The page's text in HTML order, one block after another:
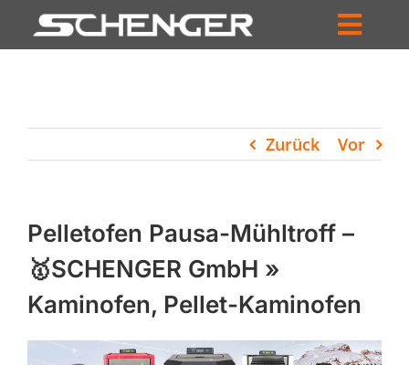
Inhalt
HÄNDLERSUCHE
UNTERNEHMEN
PROFIL
WARENKORB
Zurück Vor
Pelletofen Pausa-Mühltroff –
🥇SCHENGER GmbH »
Kaminofen, Pellet-Kaminofen